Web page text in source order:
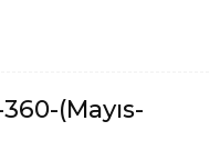
(Mayıs-